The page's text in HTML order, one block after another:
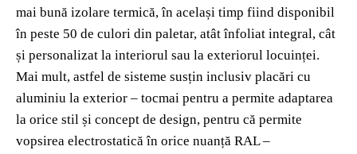
mai bună izolare termică, în același timp fiind disponibil
în peste 50 de culori din paletar, atât înfoliat integral, cât
și personalizat la interiorul sau la exteriorul locuinței.
Mai mult, astfel de sisteme susțin inclusiv placări cu
aluminiu la exterior – tocmai pentru a permite adaptarea
la orice stil și concept de design, pentru că permite
vopsirea electrostatică în orice nuanță RAL –